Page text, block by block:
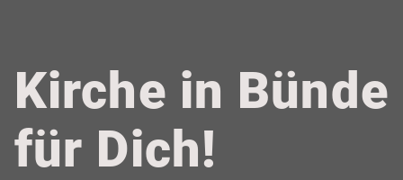
Kirche in Bünde
für Dich!